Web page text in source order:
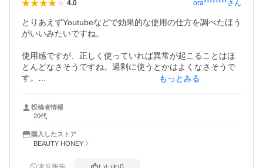
4.0 ora********さん
とりあえずYoutubeなどで効果的な使用の仕方を調べたほう
がいいみたいですね。
使用感ですが、正しく使っていれば異常が起こることはほ
とんどなさそうですね。過剰に使うとかはよくなさそうで
す。
腕に炎症があったので鎮静効果を確かめるために患部にな
ってみたところ15分くらいで炎症が治ってました。
炎症の鎮静効果は高そうです。
もっとみる
投稿者情報
20代
購入したストア
BEAUTY HONEY